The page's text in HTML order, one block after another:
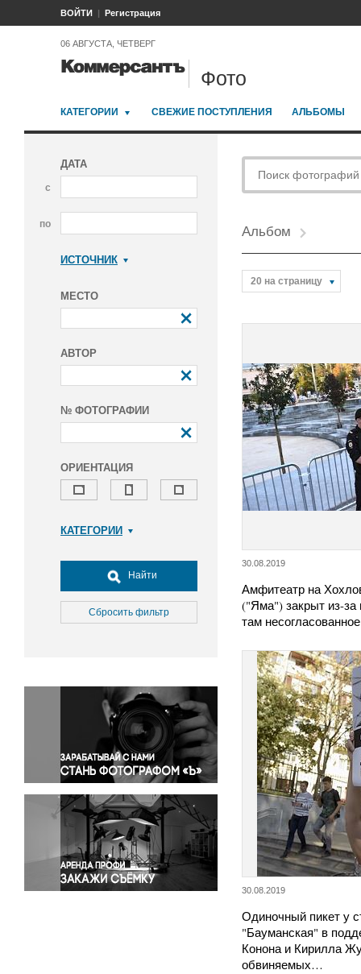
ВОЙТИ Регистрация
06 АВГУСТА, ЧЕТВЕРГ
Фото
КАТЕГОРИИ СВЕЖИЕ ПОСТУПЛЕНИЯ АЛЬБОМЫ
ДАТА
с
по
ИСТОЧНИК
МЕСТО
АВТОР
№ ФОТОГРАФИИ
ОРИЕНТАЦИЯ
КАТЕГОРИИ
Досуг, туризм и отдых
Культура
Медицина
Окружающая среда
Политика
Правосудие
Происшествия и конфликты
Религия
Светская жизнь
Спорт
Экология
Экономика и бизнес
Найти
Сбросить фильтр
Альбом
20 на страницу
30.08.2019
Амфитеатр на
("Яма") закрыт из-за
там
30.08.2019
Одиночный пикет у
"Бауманская" в
Конона и Кирилла
обвиняемых…